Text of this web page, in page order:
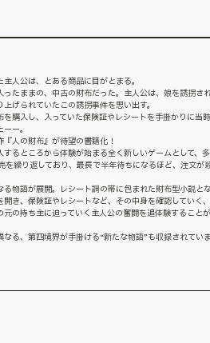
人公は、とある商品に目がとまる。
たままの、中古の財布だった。主人公は、娘を誘拐さ
げられていたこの誘拐事件を思い出す。
購入し、入っていた保険証やレシートを手掛かりに当
ー。
人の財布』が待望の書籍化！
するところから体験が始まる全く新しいゲームとして、
を繰り返しており、最長で半年待ちになるほど、注文が
物語が展開。レシート調の帯に包まれた財布型小説と
き、保険証やレシートなど、その中身を確認していく
の持ち主に迫っていく主人公の奮闘を追体験すること
る、第四境界が手掛ける“新たな物語”も収録されてい